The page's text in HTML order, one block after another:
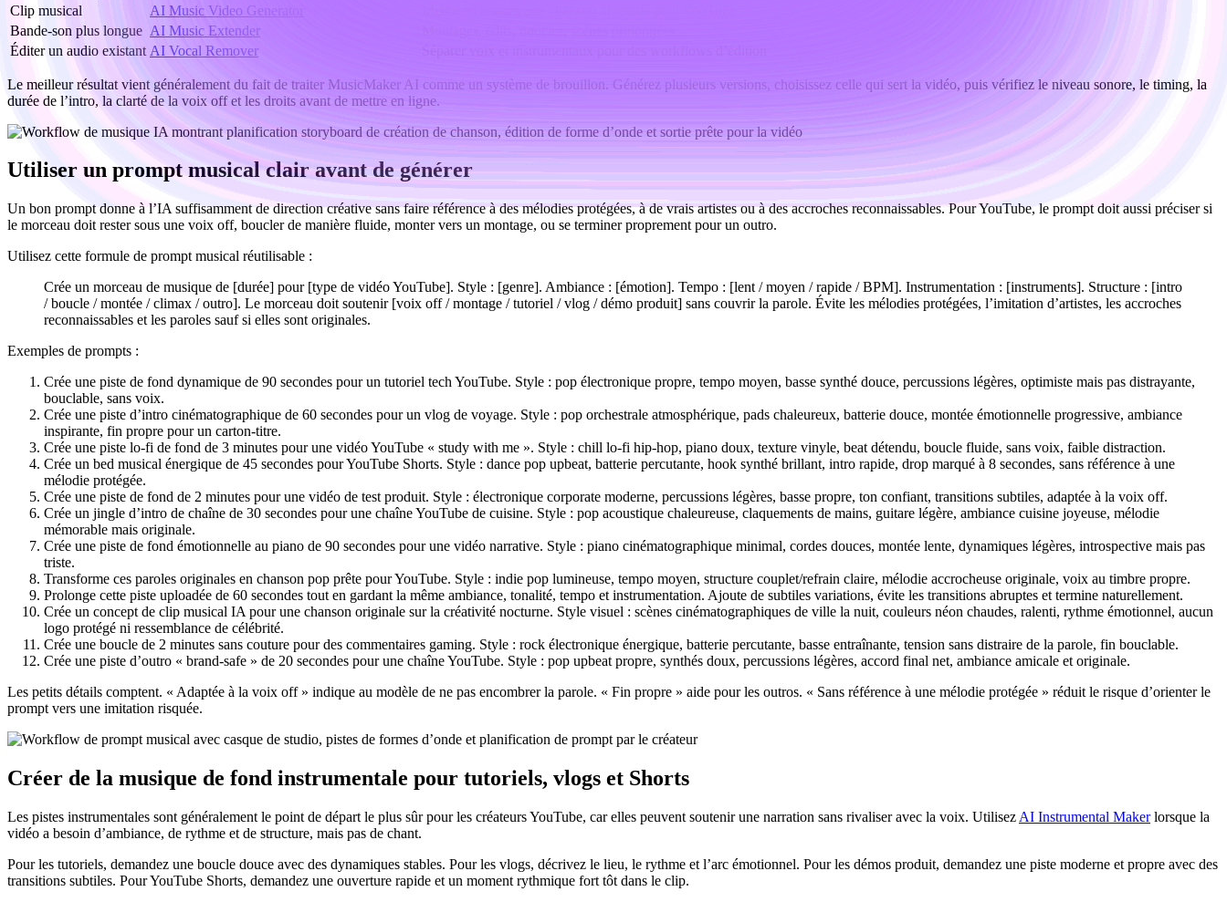
Clip musical
AI Music Video Generator
Bande-son plus longue AI Music Extender
Éditer un audio existant AI Vocal Remover
Le meilleur résultat vient généralement du fait de traiter MusicMaker AI comme un système de brouillon. Générez plusieurs versions, choisissez celle qui sert la vidéo, puis vérifiez le niveau sonore, le timing, la
durée de l’intro, la clarté de la voix off et les droits avant de mettre en ligne.
Utiliser un prompt musical clair avant de générer
Un bon prompt donne à l’IA suffisamment de direction créative sans faire référence à des mélodies protégées, à de vrais artistes ou à des accroches reconnaissables. Pour YouTube, le prompt doit aussi préciser si
le morceau doit rester sous une voix off, boucler de manière fluide, monter vers un montage, ou se terminer proprement pour un outro.
Utilisez cette formule de prompt musical réutilisable :
Crée un morceau de musique de [durée] pour [type de vidéo YouTube]. Style : [genre]. Ambiance : [émotion]. Tempo : [lent / moyen / rapide / BPM]. Instrumentation : [instruments]. Structure : [intro
/ boucle / montée / climax / outro]. Le morceau doit soutenir [voix off / montage / tutoriel / vlog / démo produit] sans couvrir la parole. Évite les mélodies protégées, l’imitation d’artistes, les accroches
reconnaissables et les paroles sauf si elles sont originales.
Exemples de prompts :
Crée une piste de fond dynamique de 90 secondes pour un tutoriel tech YouTube. Style : pop électronique propre, tempo moyen, basse synthé douce, percussions légères, optimiste mais pas distrayante,
bouclable, sans voix.
Crée une piste d’intro cinématographique de 60 secondes pour un vlog de voyage. Style : pop orchestrale atmosphérique, pads chaleureux, batterie douce, montée émotionnelle progressive, ambiance
inspirante, fin propre pour un carton-titre.
Crée une piste lo-fi de fond de 3 minutes pour une vidéo YouTube « study with me ». Style : chill lo-fi hip-hop, piano doux, texture vinyle, beat détendu, boucle fluide, sans voix, faible distraction.
Crée un bed musical énergique de 45 secondes pour YouTube Shorts. Style : dance pop upbeat, batterie percutante, hook synthé brillant, intro rapide, drop marqué à 8 secondes, sans référence à une
mélodie protégée.
Crée une piste de fond de 2 minutes pour une vidéo de test produit. Style : électronique corporate moderne, percussions légères, basse propre, ton confiant, transitions subtiles, adaptée à la voix off.
Crée un jingle d’intro de chaîne de 30 secondes pour une chaîne YouTube de cuisine. Style : pop acoustique chaleureuse, claquements de mains, guitare légère, ambiance cuisine joyeuse, mélodie
mémorable mais originale.
Crée une piste de fond émotionnelle au piano de 90 secondes pour une vidéo narrative. Style : piano cinématographique minimal, cordes douces, montée lente, dynamiques légères, introspective mais pas
triste.
Transforme ces paroles originales en chanson pop prête pour YouTube. Style : indie pop lumineuse, tempo moyen, structure couplet/refrain claire, mélodie accrocheuse originale, voix au timbre propre.
Prolonge cette piste uploadée de 60 secondes tout en gardant la même ambiance, tonalité, tempo et instrumentation. Ajoute de subtiles variations, évite les transitions abruptes et termine naturellement.
Crée un concept de clip musical IA pour une chanson originale sur la créativité nocturne. Style visuel : scènes cinématographiques de ville la nuit, couleurs néon chaudes, ralenti, rythme émotionnel, aucun
logo protégé ni ressemblance de célébrité.
Crée une boucle de 2 minutes sans couture pour des commentaires gaming. Style : rock électronique énergique, batterie percutante, basse entraînante, tension sans distraire de la parole, fin bouclable.
Crée une piste d’outro « brand-safe » de 20 secondes pour une chaîne YouTube. Style : pop upbeat propre, synthés doux, percussions légères, accord final net, ambiance amicale et originale.
Les petits détails comptent. « Adaptée à la voix off » indique au modèle de ne pas encombrer la parole. « Fin propre » aide pour les outros. « Sans référence à une mélodie protégée » réduit le risque d’orienter le
prompt vers une imitation risquée.
Créer de la musique de fond instrumentale pour tutoriels, vlogs et Shorts
Les pistes instrumentales sont généralement le point de départ le plus sûr pour les créateurs YouTube, car elles peuvent soutenir une narration sans rivaliser avec la voix. Utilisez AI Instrumental Makerlorsque la
vidéo a besoin d’ambiance, de rythme et de structure, mais pas de chant.
Pour les tutoriels, demandez une boucle douce avec des dynamiques stables. Pour les vlogs, décrivez le lieu, le rythme et l’arc émotionnel. Pour les démos produit, demandez une piste moderne et propre avec des
transitions subtiles. Pour YouTube Shorts, demandez une ouverture rapide et un moment rythmique fort tôt dans le clip.